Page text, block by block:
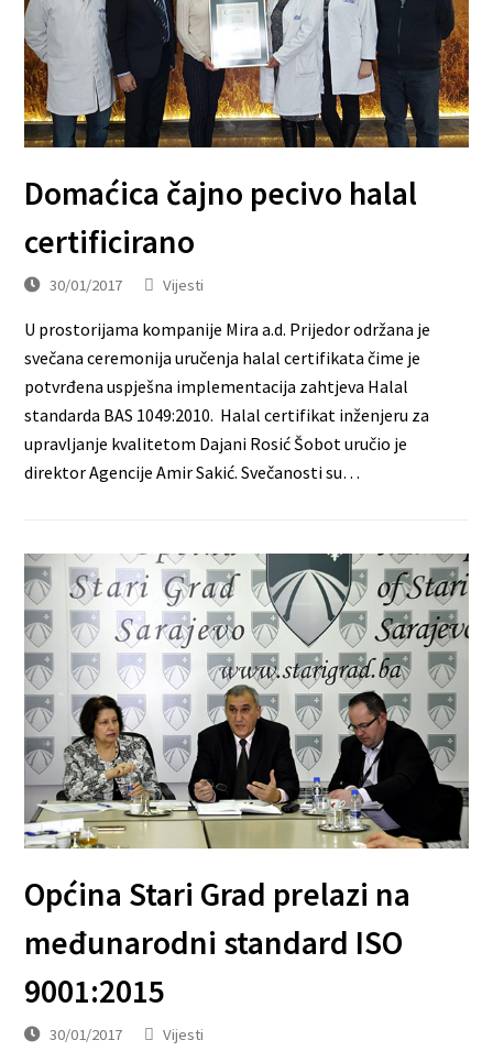
Domaćica čajno pecivo halal
certificirano
30/01/2017 Vijesti
U prostorijama kompanije Mira a.d. Prijedor održana je
svečana ceremonija uručenja halal certifikata čime je
potvrđena uspješna implementacija zahtjeva Halal
standarda BAS 1049:2010. Halal certifikat inženjeru za
upravljanje kvalitetom Dajani Rosić Šobot uručio je
direktor Agencije Amir Sakić. Svečanosti su…
Općina Stari Grad prelazi na
međunarodni standard ISO
9001:2015
30/01/2017 Vijesti